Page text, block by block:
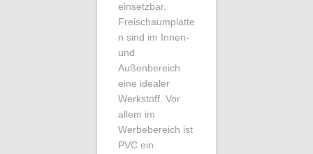
einsetzbar.
Freischaumplatte
n sind im Innen-
und
Außenbereich
eine idealer
Werkstoff. Vor
allem im
Werbebereich ist
PVC ein